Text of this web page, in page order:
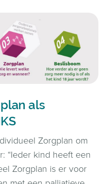
als
Zorgplan om
“Ieder kind heeft een
Zorgplan is er voor